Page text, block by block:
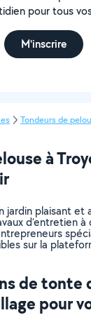
pour tous
M'inscrire
Tondeurs de
à
jardin plaisant et
d’entretien
sur la
de tonte
pour